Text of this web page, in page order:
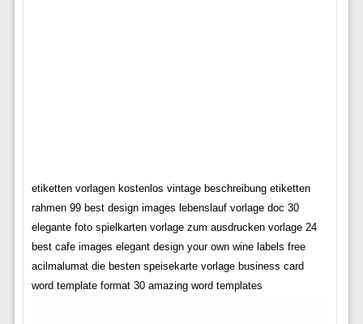
etiketten vorlagen kostenlos vintage beschreibung etiketten
rahmen 99 best design images lebenslauf vorlage doc 30
elegante foto spielkarten vorlage zum ausdrucken vorlage 24
best cafe images elegant design your own wine labels free
acilmalumat die besten speisekarte vorlage business card
word template format 30 amazing word templates